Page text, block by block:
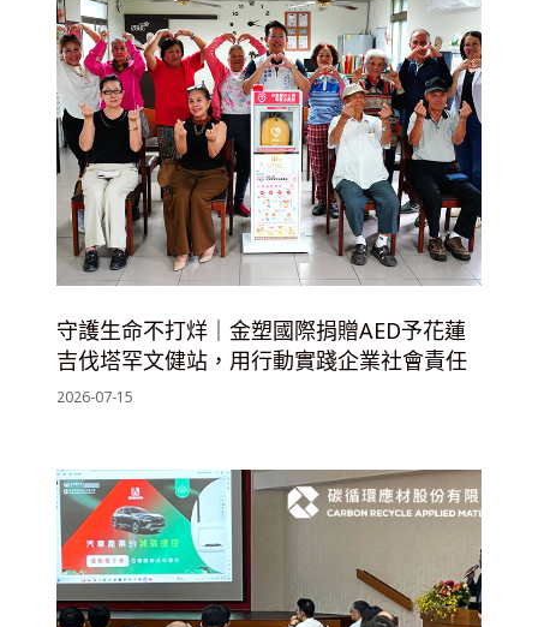
守護生命不打烊｜金塑國際捐贈AED予花蓮
吉伐塔罕文健站，用行動實踐企業社會責任
2026-07-15